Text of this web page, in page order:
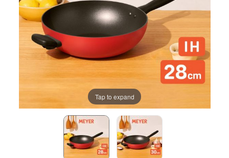
Tap to expand